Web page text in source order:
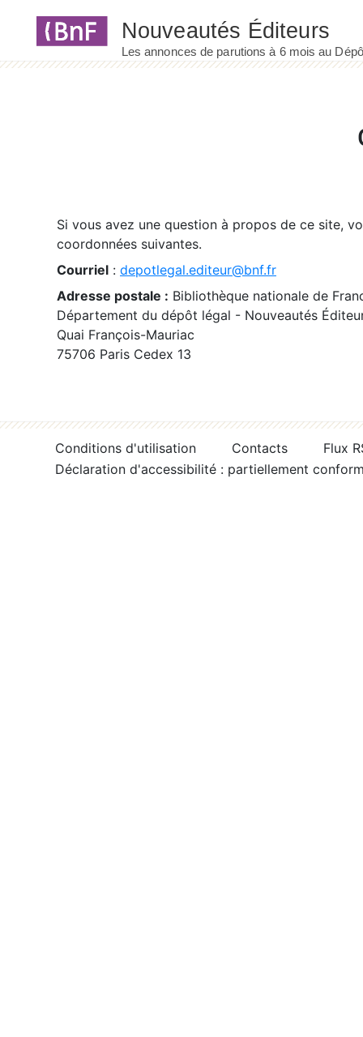
Si vous avez une question à propos de ce site,
coordonnées suivantes.
Courriel : depotlegal.editeur@bnf.fr
Adresse postale : Bibliothèque nationale de
Département du dépôt légal - Nouveautés
Quai François-Mauriac
75706 Paris Cedex 13
Conditions d'utilisation Contacts
Flux
Déclaration d'accessibilité : partiellement